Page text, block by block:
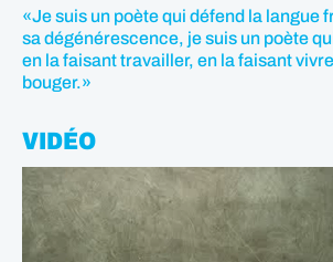
«Je suis un poète qui défend la langue
sa dégénérescence, je suis un poète
en la faisant travailler, en la faisant
bouger.»
VIDÉO